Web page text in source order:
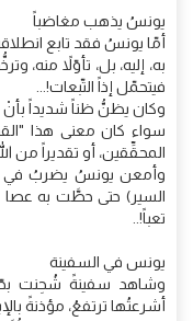
يونسُ يذهب مغاضباً
أمّا يونسُ فقد تابع
به، إليه، بل، تأوّلاً منه،
فيتحمّل إذاً التّبعات!...
وكان يظنُّ ظناً شديداً بأنْ
سواء كان معنى هذا
المحقِّقين، أو تقديراً من
وأمعن يونسُ يضربُ في
السير) حتى حطَّت به عصا
تعباً!..
يونس في السفينة
وشاهد سفينةً شُحِنت
أشرعتُها ترتفعُ، مؤذنةً